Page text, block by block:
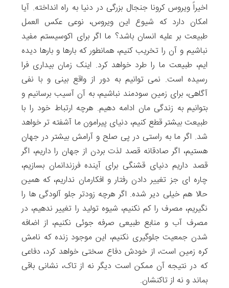
اخیراً ویروس کرونا جنجال بزرگی در دنیا به راه انداخته. آیا
امکان دارد که شیوع این ویروس، نوعی عکس العمل
طبیعت بر علیه انسان باشد؟ ما اگر برای اکوسیستم مفید
نباشیم و آن را تخریب کنیم، همانطور که بارها و بارها دیده
ایم، طبیعت ما را طرد خواهد کرد. اینک زمان بیداری فرا
رسیده است. نمی توانیم به دور از واقع بینی و با نفی
آگاهی، برای زمین سودمند نباشیم، به آن آسیب برسانیم و
بتوانیم به زندگی مان ادامه دهیم. هرچه ارتباط خود را با
طبیعت بیشتر قطع کنیم، دنیای پیرامون ما آشفته تر خواهد
شد. اگر ما به راستی در پی صلح و آرامش بیشتر در جهان
هستیم، اگر صادقانه قصد لذت بردن از جهان را داریم، اگر
قصد داریم دنیای قشنگی برای آینده فرزندانمان بسازیم،
چاره ای جز تغییر دادن رفتار و افکارمان نداریم، که همین
حالا هم خیلی دیر شده. اگر هرچه زودتر جلو آلودگی ها را
نگیریم، مصرف را کم نکنیم، شیوه تولید را تغییر ندهیم، در
مصرف آب و منابع طبیعی صرفه جوئی نکنیم، از اضافه
شدن جمعیت جلوگیری نکنیم، این موجود زنده که نامش
کره زمین است، از خودش دفاع سختی خواهد کرد، دفاعی
که در نتیجه آن ممکن است دیگر نه از تاک، نشانی باقی
بماند و نه از تاکنشان.